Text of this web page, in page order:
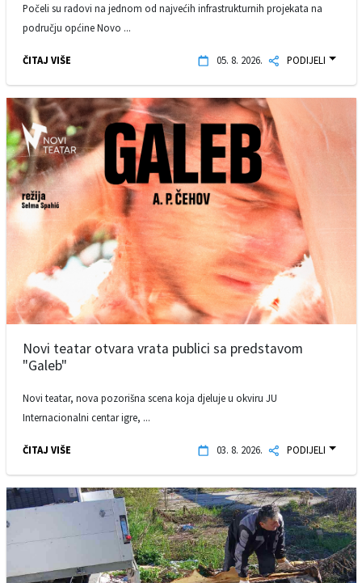
Počeli su radovi na jednom od najvećih infrastrukturnih projekata na
području općine Novo ...
ČITAJ VIŠE 05. 8. 2026. PODIJELI
Novi teatar otvara vrata publici sa predstavom
"Galeb"
Novi teatar, nova pozorišna scena koja djeluje u okviru JU
Internacionalni centar igre, ...
ČITAJ VIŠE 03. 8. 2026. PODIJELI